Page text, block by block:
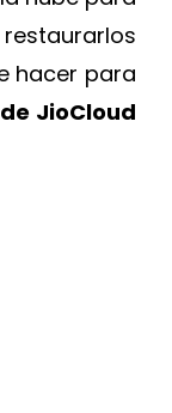
hacer para
JioCloud